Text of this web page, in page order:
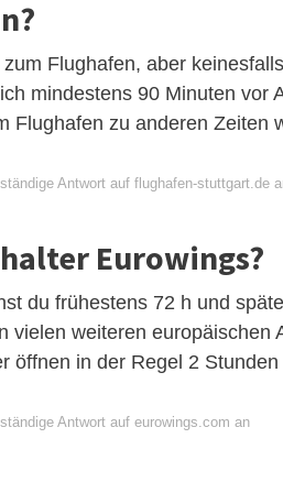
Flughafen, aber
mindestens 90 Minuten vor
Flughafen zu anderen Zeiten
Antwort auf flughafen-stuttgart.de
Eurowings?
du frühestens 72 h und
weiteren europäischen
öffnen in der Regel 2
Antwort auf eurowings.com an